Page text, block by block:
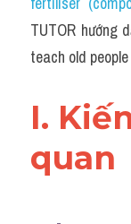
TUTOR hướng
teach old
I.
quan